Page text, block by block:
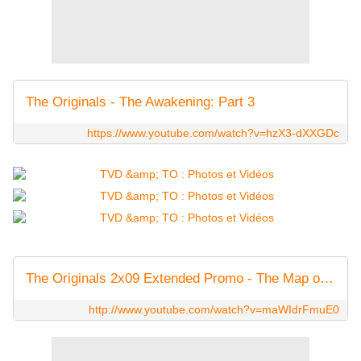
The Originals - The Awakening: Part 3
https://www.youtube.com/watch?v=hzX3-dXXGDc
The Originals 2x09 Extended Promo - The Map of Moments [HD] Mid-Season Finale
http://www.youtube.com/watch?v=maWIdrFmuE0